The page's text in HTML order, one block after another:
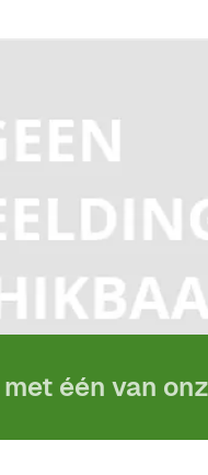
voor 2-
Inclusief
één van